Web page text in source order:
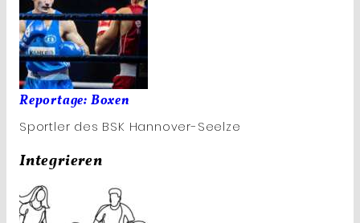
Reportage: Boxen
Sportler des BSK Hannover-Seelze
Integrieren